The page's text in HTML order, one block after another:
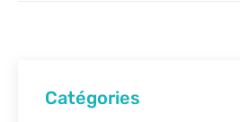
Catégories